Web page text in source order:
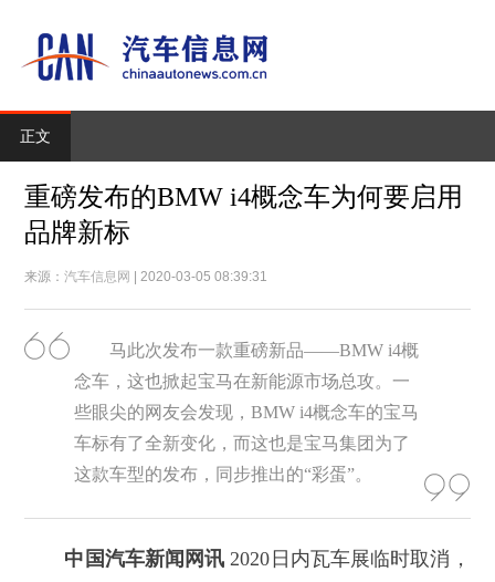
正文
重磅发布的BMW i4概念车为何要启用
品牌新标
来源：汽车信息网 | 2020-03-05 08:39:31
马此次发布一款重磅新品——BMW i4概
念车，这也掀起宝马在新能源市场总攻。一
些眼尖的网友会发现，BMW i4概念车的宝马
车标有了全新变化，而这也是宝马集团为了
这款车型的发布，同步推出的“彩蛋”。
中国汽车新闻网讯 2020日内瓦车展临时取消，